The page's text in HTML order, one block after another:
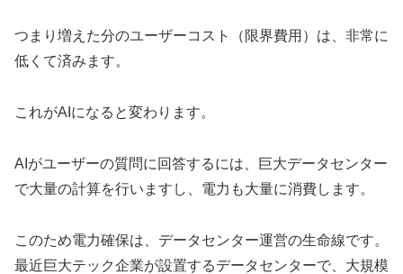
つまり増えた分のユーザーコスト（限界費用）は、非常に
低くて済みます。
これがAIになると変わります。
AIがユーザーの質問に回答するには、巨大データセンター
で大量の計算を行いますし、電力も大量に消費します。
このため電力確保は、データセンター運営の生命線です。
最近巨大テック企業が設置するデータセンターで、大規模